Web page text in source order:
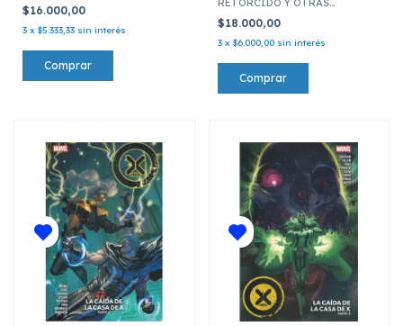
$16.000,00
3 x $5.333,33 sin interés
$18.000,00
3 x $6.000,00 sin interés